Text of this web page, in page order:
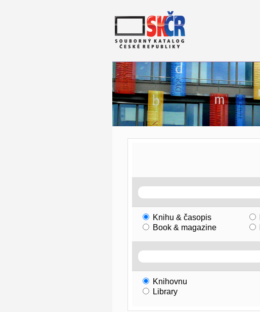
Knihu & časopis
Book & magazine
Knihovnu
Library